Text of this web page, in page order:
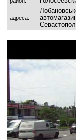
адреса: